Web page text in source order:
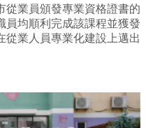
從業員頒發專業資格證書的
員均順利完成該課程並獲發
業人員專業化建設上邁出